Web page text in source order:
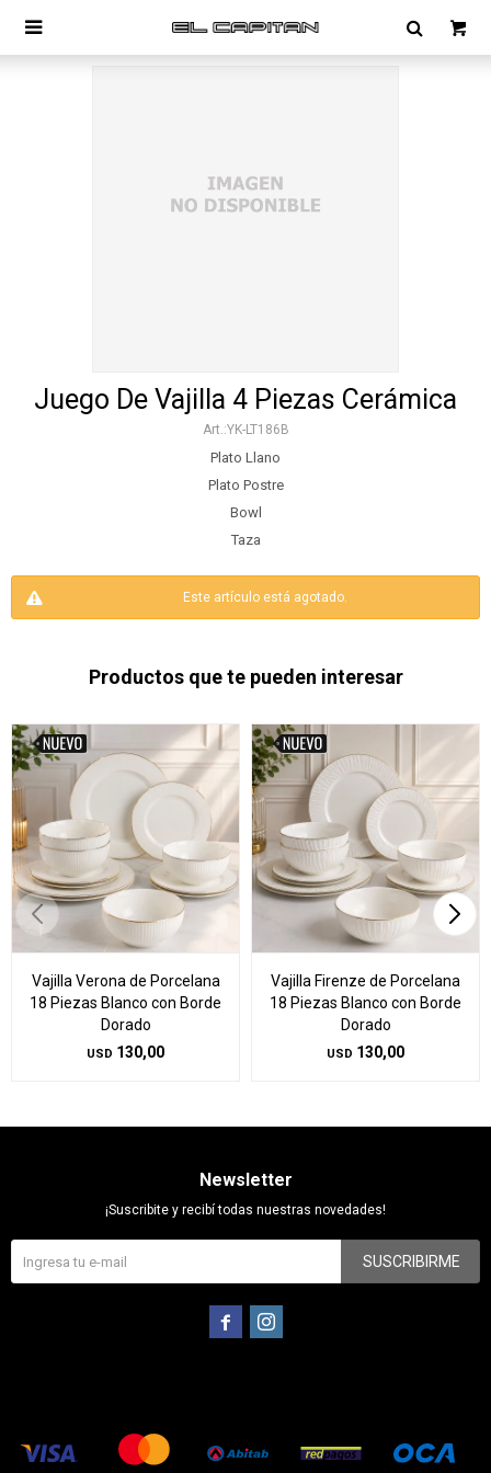

Juego De Vajilla 4 Piezas Cerámica
YK-LT186B
Plato Llano
Plato Postre
Bowl
Taza
Este artículo está agotado.
Productos que te pueden interesar
Vajilla Verona de Porcelana
18 Piezas Blanco con Borde
Dorado
USD 130,00
Vajilla Firenze de Porcelana
18 Piezas Blanco con Borde
Dorado
USD 130,00
Newsletter
¡Suscribite y recibí todas nuestras novedades!
SUSCRIBIRME
 